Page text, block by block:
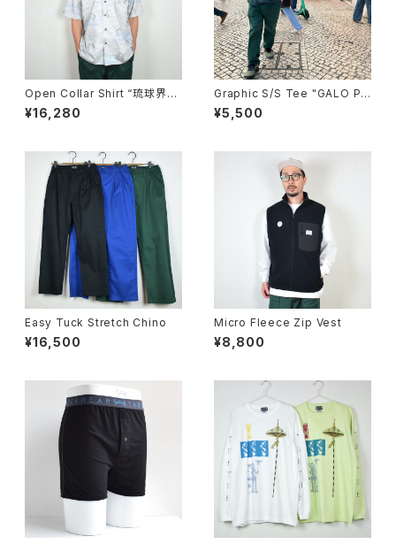
Open Collar Shirt “琉球界隈
TIME TRAVEL”
¥16,280
Graphic S/S Tee "GALO PAI
SELY"
¥5,500
Easy Tuck Stretch Chino
¥16,500
Micro Fleece Zip Vest
¥8,800